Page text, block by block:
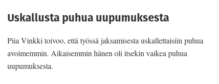
Uskallusta puhua uupumuksesta
Piia Vinkki toivoo, että työssä jaksamisesta uskallettaisiin puhua
avoimemmin. Aikaisemmin hänen oli itsekin vaikea puhua
uupumuksesta.